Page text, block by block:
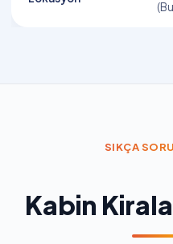
SIKÇA
Kabin